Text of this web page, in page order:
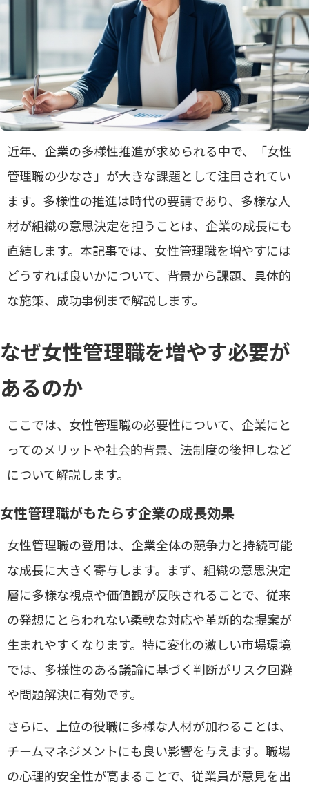
近年、企業の多様性推進が求められる中で、「女性
管理職の少なさ」が大きな課題として注目されてい
ます。多様性の推進は時代の要請であり、多様な人
材が組織の意思決定を担うことは、企業の成長にも
直結します。本記事では、女性管理職を増やすには
どうすれば良いかについて、背景から課題、具体的
な施策、成功事例まで解説します。
なぜ女性管理職を増やす必要が
あるのか
ここでは、女性管理職の必要性について、企業にと
ってのメリットや社会的背景、法制度の後押しなど
について解説します。
女性管理職がもたらす企業の成長効果
女性管理職の登用は、企業全体の競争力と持続可能
な成長に大きく寄与します。まず、組織の意思決定
層に多様な視点や価値観が反映されることで、従来
の発想にとらわれない柔軟な対応や革新的な提案が
生まれやすくなります。特に変化の激しい市場環境
では、多様性のある議論に基づく判断がリスク回避
や問題解決に有効です。
さらに、上位の役職に多様な人材が加わることは、
チームマネジメントにも良い影響を与えます。職場
の心理的安全性が高まることで、従業員が意見を出